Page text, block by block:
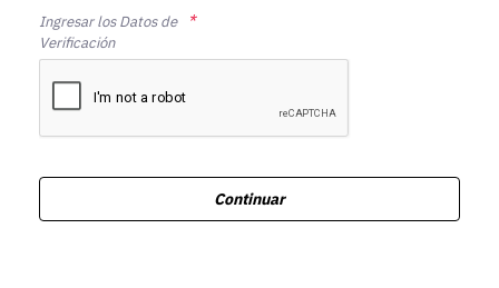
Ingresar los Datos de
Verificación
Continuar